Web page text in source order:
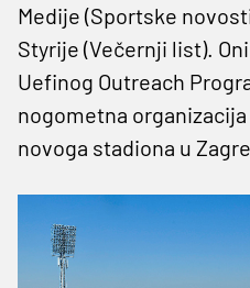
Medije (Sportske
Styrije (Večernji list).
Uefinog Outreach
nogometna
novoga stadiona u